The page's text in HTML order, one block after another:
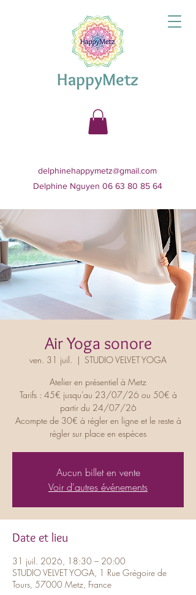
HappyMetz
delphinehappymetz@gmail.com
Delphine Nguyen 06 63 80 85 64
Air Yoga sonore
ven. 31 juil.
  |
STUDIO VELVET YOGA
Atelier en présentiel à Metz
Tarifs : 45€ jusqu'au 23/07/26 ou 50€ à
partir du 24/07/26
Acompte de 30€ à régler en ligne et le reste à
régler sur place en espèces
Aucun billet en vente
Voir d'autres événements
Date et lieu
31 juil. 2026, 18:30 – 20:00
STUDIO VELVET YOGA, 1 Rue Grégoire de
Tours, 57000 Metz, France